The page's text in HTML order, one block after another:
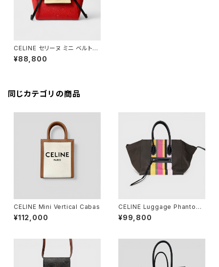
CELINE セリーヌ ミニ ベルトバ
ッグ
¥88,800
同じカテゴリの商品
CELINE Mini Vertical Cabas
¥112,000
CELINE Luggage Phantom
Multicolor
¥99,800